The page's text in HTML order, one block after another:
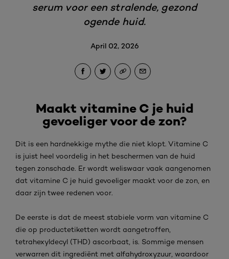
serum voor een stralende, gezond
ogende huid.
April 02, 2026
Maakt vitamine C je huid
gevoeliger voor de zon?
Dit is een hardnekkige mythe die niet klopt. Vitamine C
is juist heel voordelig in het beschermen van de huid
tegen zonschade. Er wordt weliswaar vaak aangenomen
dat vitamine C je huid gevoeliger maakt voor de zon, en
daar zijn twee redenen voor.
De eerste is dat de meest stabiele vorm van vitamine C
die op productetiketten wordt aangetroffen,
tetrahexyldecyl (THD) ascorbaat, is. Sommige mensen
verwarren dit ingrediënt met alfahydroxyzuur, waardoor